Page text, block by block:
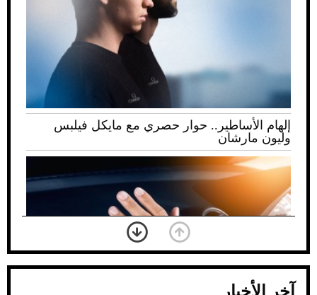
إلهام الأساطير.. حوار حصري مع مايكل فيلبس
وليون مارشان